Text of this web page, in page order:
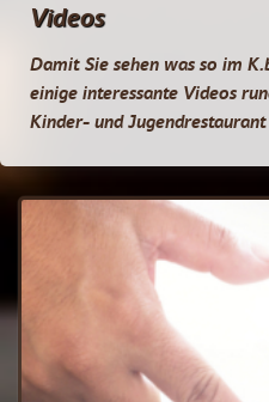
Videos
Damit Sie sehen was so im
einige interessante Videos
Kinder- und